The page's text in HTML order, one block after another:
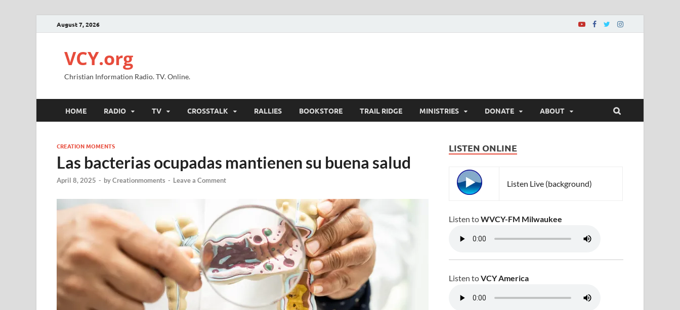
August 7, 2026
VCY.org
Christian Information Radio. TV. Online.
HOME RADIO TV CROSSTALK RALLIES BOOKSTORE TRAIL RIDGE MINISTRIES DONATE ABOUT
CREATION MOMENTS
Las bacterias ocupadas mantienen su buena salud
April 8, 2025 - byCreationmoments - Leave a Comment
LISTEN ONLINE
Listen Live (background)
Listen toWVCY-FM Milwaukee
Listen toVCY America